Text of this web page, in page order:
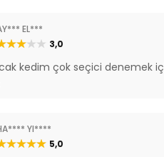
EL***
3,0
kedim çok seçici denemek
YI****
5,0